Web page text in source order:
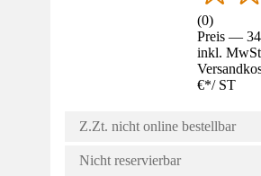
(0)
Preis —
inkl.
€*/ ST
Z.Zt. nicht online bestellbar
Nicht reservierbar